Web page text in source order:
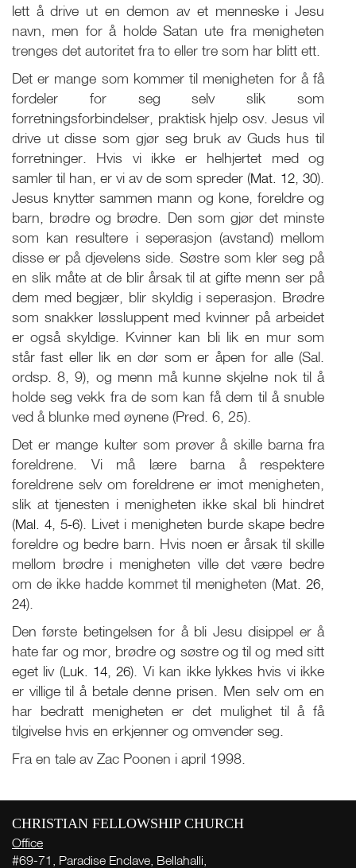
lett å drive ut en demon av et menneske i Jesu
navn, men for å holde Satan ute fra menigheten
trenges det autoritet fra to eller tre som har blitt ett.
Det er mange som kommer til menigheten for å få
fordeler for seg selv slik som
forretningsforbindelser, praktisk hjelp osv. Jesus vil
drive ut disse som gjør seg bruk av Guds hus til
forretninger. Hvis vi ikke er helhjertet med og
samler til han, er vi av de som spreder (Mat. 12 30).
Jesus knytter sammen mann og kone, foreldre og
barn, brødre og brødre. Den som gjør det minste
som kan resultere i seperasjon (avstand) mellom
disse er på djevelens side. Søstre som kler seg på
en slik måte at de blir årsak til at gifte menn ser på
dem med begjær, blir skyldig i seperasjon. Brødre
som snakker løssluppent med kvinner på arbeidet
er også skyldige. Kvinner kan bli lik en mur som
står fast eller lik en dør som er åpen for alle (Sal.
ordsp. 8, 9), og menn må kunne skjelne nok til å
holde seg vekk fra de som kan få dem til å snuble
ved å blunke med øynene (Pred. 6, 25).
Det er mange kulter som prøver å skille barna fra
foreldrene. Vi må lære barna å respektere
foreldrene selv om foreldrene er imot menigheten,
slik at tjenesten i menigheten ikke skal bli hindret
(Mal. 4 5-6). Livet i menigheten burde skape bedre
foreldre og bedre barn. Hvis noen er årsak til skille
mellom brødre i menigheten ville det være bedre
om de ikke hadde kommet til menigheten (Mat. 26
24).
Den første betingelsen for å bli Jesu disippel er å
hate far og mor, brødre og søstre og til og med sitt
eget liv (Luk. 14 26). Vi kan ikke lykkes hvis vi ikke
er villige til å betale denne prisen. Men selv om en
har bedratt menigheten er det mulighet til å få
tilgivelse hvis en erkjenner og omvender seg.
Fra en tale av Zac Poonen i april 1998.
CHRISTIAN FELLOWSHIP CHURCH
Office
#69-71, Paradise Enclave, Bellahalli,